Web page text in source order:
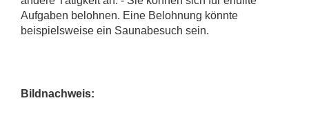
Aufgaben belohnen. Eine Belohnung könnte
beispielsweise ein Saunabesuch sein.
Bildnachweis: